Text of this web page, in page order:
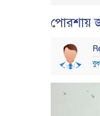
পোরশায়